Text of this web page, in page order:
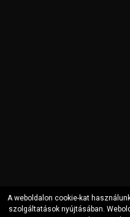
A weboldalon cookie-kat
szolgáltatások nyújtásában.